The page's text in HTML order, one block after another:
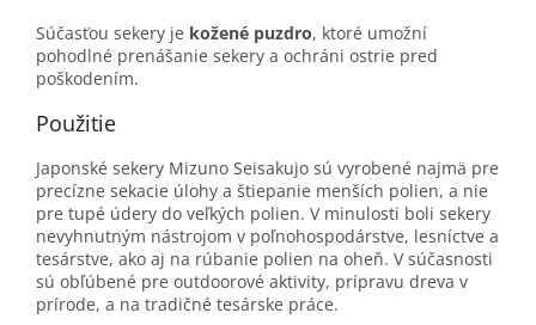
Súčasťou sekery je kožené puzdro, ktoré umožní
pohodlné prenášanie sekery a ochráni ostrie pred
poškodením.
Použitie
Japonské sekery Mizuno Seisakujo sú vyrobené najmä pre
precízne sekacie úlohy a štiepanie menších polien, a nie
pre tupé údery do veľkých polien. V minulosti boli sekery
nevyhnutným nástrojom v poľnohospodárstve, lesníctve a
tesárstve, ako aj na rúbanie polien na oheň. V súčasnosti
sú obľúbené pre outdoorové aktivity, prípravu dreva v
prírode, a na tradičné tesárske práce.